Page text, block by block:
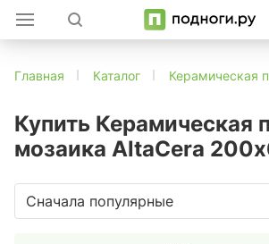
Главная Каталог Керамическая
Купить Керамическая
мозаика AltaCera
Сначала популярные